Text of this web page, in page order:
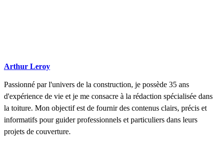
Arthur Leroy
Passionné par l'univers de la construction, je possède 35 ans
d'expérience de vie et je me consacre à la rédaction spécialisée dans
la toiture. Mon objectif est de fournir des contenus clairs, précis et
informatifs pour guider professionnels et particuliers dans leurs
projets de couverture.